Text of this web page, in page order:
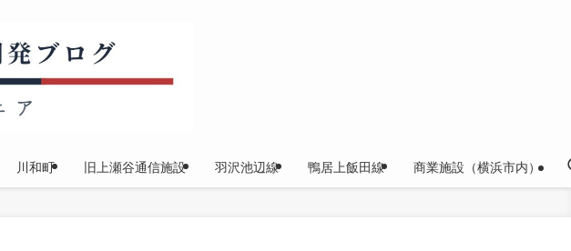
川和町 旧上瀬谷通信施設 羽沢池辺線 鴨居上飯田線 商業施設（横浜市内）